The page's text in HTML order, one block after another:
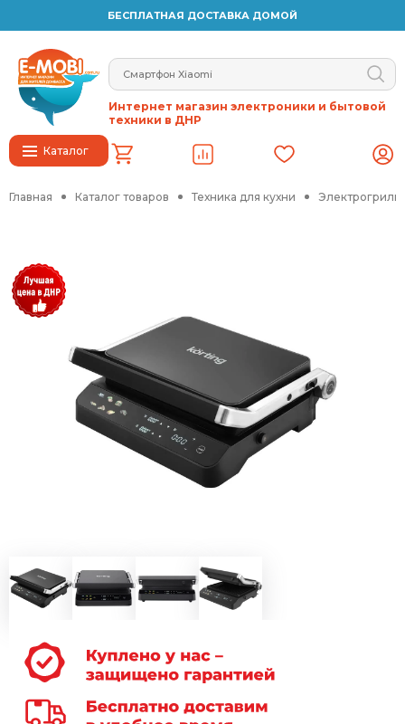
БЕСПЛАТНАЯ ДОСТАВКА ДОМОЙ
Каталог
Интернет магазин электроники и бытовой
техники в ДНР
Главная Каталог товаров Техника для кухни Электрогрили